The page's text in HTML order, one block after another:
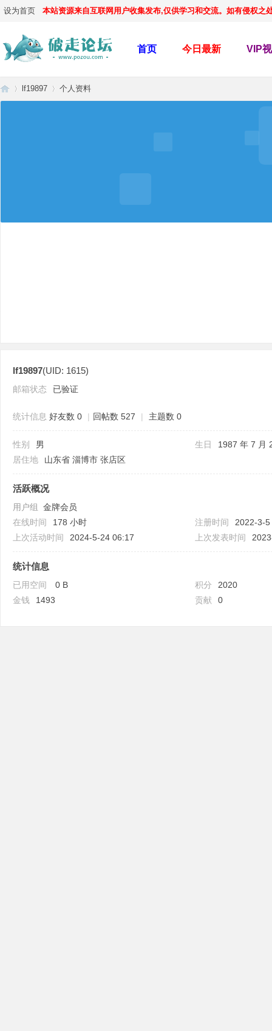
设为首页 本站资源来自互联网用户收集发布,仅供学习和交流。如有侵权
首页 今日最新 VIP
lf19897 个人资料
lf19897(UID: 1615)
邮箱状态 已验证
统计信息 好友数 0 | 回帖数 527 | 主题数 0
性别 男 生日
1987 年 7 月
居住地
山东省 淄博市 张店区
活跃概况
用户组 金牌会员
在线时间
178 小时 注册时间
2022-3-
上次活动时间
2024-5-24 06:17 上次发表时间
统计信息
已用空间 0 B 积分
2020
金钱
1493 贡献 0